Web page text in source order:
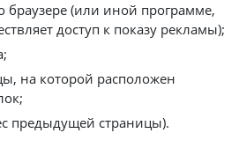
браузере (или иной программе,
доступ к показу рекламы);
на которой расположен
предыдущей страницы).